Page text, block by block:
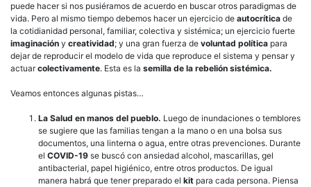
puede hacer si nos pusiéramos de acuerdo en buscar otros paradigmas de
vida. Pero al mismo tiempo debemos hacer un ejercicio de autocrítica de
la cotidianidad personal, familiar, colectiva y sistémica; un ejercicio fuerte
imaginación y creatividad; y una gran fuerza de voluntad política para
dejar de reproducir el modelo de vida que reproduce el sistema y pensar y
actuarcolectivamente. Esta es la semilla de la rebelión sistémica.
Veamos entonces algunas pistas…
La Salud en manos del pueblo. Luego de inundaciones o temblores
se sugiere que las familias tengan a la mano o en una bolsa sus
documentos, una linterna o agua, entre otras prevenciones. Durante
el COVID-19 se buscó con ansiedad alcohol, mascarillas, gel
antibacterial, papel higiénico, entre otros productos. De igual
manera habrá que tener preparado el kit para cada persona. Piensa